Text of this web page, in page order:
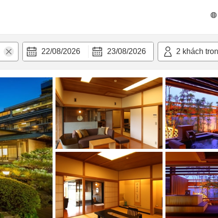
22/08/2026 23/08/2026 2 khách
nghi